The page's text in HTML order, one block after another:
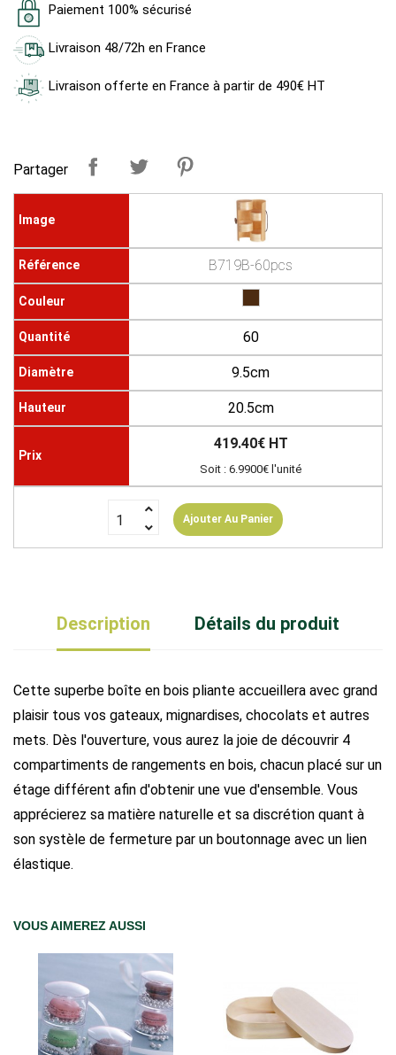
Paiement 100% sécurisé
Livraison 48/72h en France
Livraison offerte en France à partir de 490€ HT
Partager
B719B-60pcs
60
9.5cm
20.5cm
419.40€ HT
Soit : 6.9900€ l'unité
Ajouter Au Panier
Description Détails du produit
Cette superbe boîte en bois pliante accueillera avec grand
plaisir tous vos gateaux, mignardises, chocolats et autres
mets. Dès l'ouverture, vous aurez la joie de découvrir 4
compartiments de rangements en bois, chacun placé sur un
étage différent afin d'obtenir une vue d'ensemble. Vous
apprécierez sa matière naturelle et sa discrétion quant à
son systèle de fermeture par un boutonnage avec un lien
élastique.
VOUS AIMEREZ AUSSI